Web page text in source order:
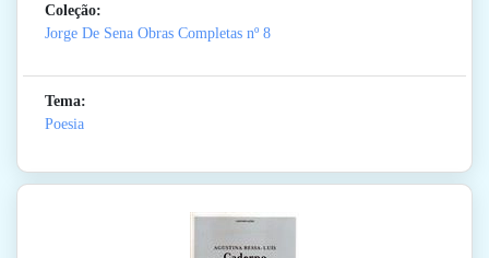
Coleção:
Jorge De Sena Obras Completas nº 8
Tema:
Poesia